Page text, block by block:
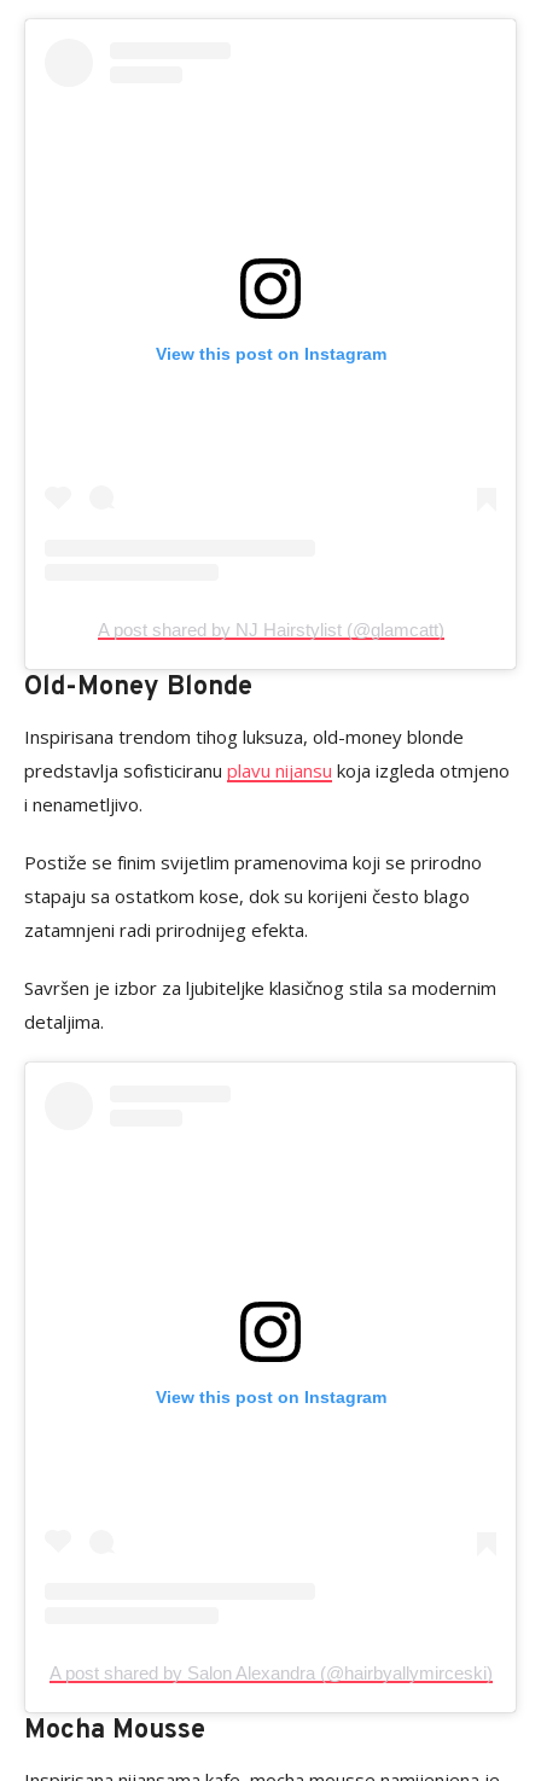
View this post on Instagram
A post shared by NJ Hairstylist (@glamcatt)
Old-Money Blonde
Inspirisana trendom tihog luksuza, old-money blonde
predstavlja sofisticiranu plavu nijansu koja izgleda otmjeno
i nenametljivo.
Postiže se finim svijetlim pramenovima koji se prirodno
stapaju sa ostatkom kose, dok su korijeni često blago
zatamnjeni radi prirodnijeg efekta.
Savršen je izbor za ljubiteljke klasičnog stila sa modernim
detaljima.
View this post on Instagram
A post shared by Salon Alexandra (@hairbyallymirceski)
Mocha Mousse